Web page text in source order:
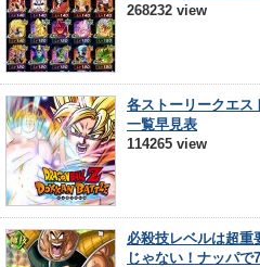
268232 view
各ストーリークエス
一覧早見表
114265 view
必殺技レベルは超重
じゃない！ナッパで